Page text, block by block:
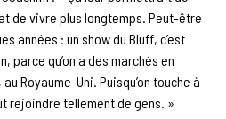
de vivre plus longtemps. Peut-être
années : un show du Bluff, c’est
parce qu’on a des marchés en
Royaume-Uni. Puisqu’on touche à
rejoindre tellement de gens. »